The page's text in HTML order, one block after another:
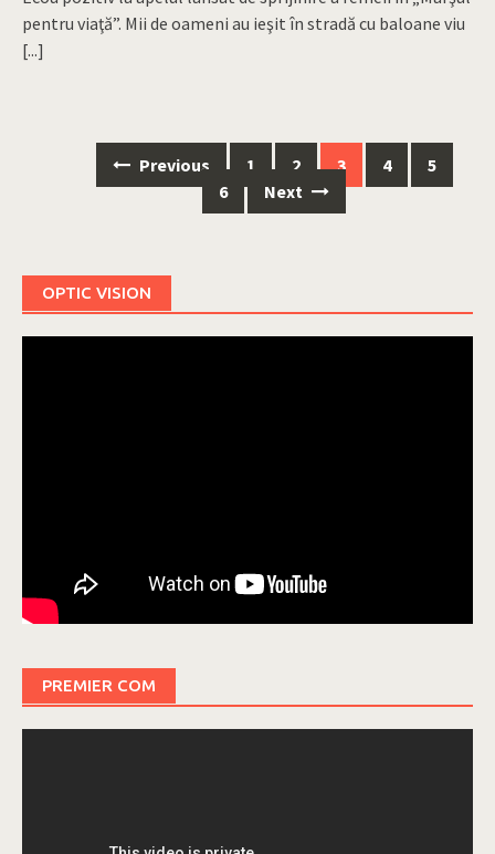
pentru viaţă”. Mii de oameni au ieşit în stradă cu baloane viu
[...]
Previous 1 2 3 4
5
6
Next
OPTIC VISION
PREMIER COM